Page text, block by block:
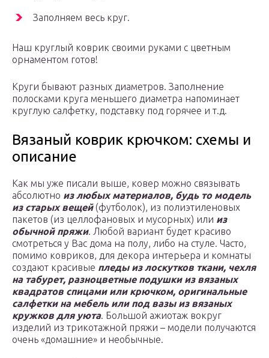
Заполняем весь круг.
Наш круглый коврик своими руками с цветным
орнаментом готов!
Круги бывают разных диаметров. Заполнение
полосками круга меньшего диаметра напоминает
круглую салфетку, подставку под горячее и т.д.
Вязаный коврик крючком: схемы и
описание
Как мы уже писали выше, ковер можно связывать
абсолютно из любых материалов, будь то модель
из старых вещей(футболок), из полиэтиленовых
пакетов (из целлофановых и мусорных) или из
обычной пряжи. Любой вариант будет красиво
смотреться у Вас дома на полу, либо на стуле. Часто,
помимо ковриков, для декора интерьера и комнаты
создают красивые пледы из лоскутков ткани, чехля
на табурет, разноцветные подушки из вязаных
квадратов спицами или крючком, оригинальные
салфетки на мебель или под вазы из вязаных
кружков для уюта. Большой ажиотаж вокруг
изделий из трикотажной пряжи – модели получаются
очень «домашние» и необычные.